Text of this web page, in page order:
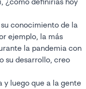
conocimiento de la
ejemplo, la más
la pandemia con
su desarrollo, creo
y luego que a la gente